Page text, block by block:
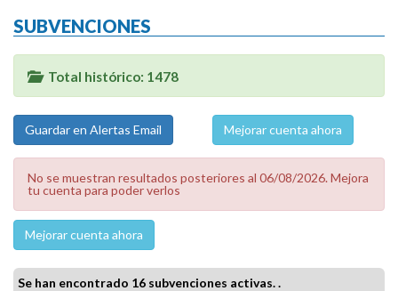
SUBVENCIONES
Total histórico: 1478
Mejorar cuenta ahora
No se muestran resultados posteriores al 06/08/2026. Mejora
tu cuenta para poder verlos
Mejorar cuenta ahora
Se han encontrado 16 subvenciones activas. .